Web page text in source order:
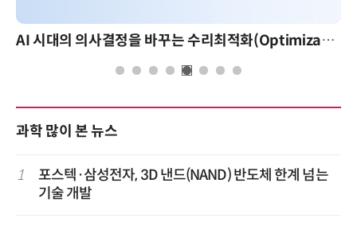
AI 시대의 의사결정을 바꾸는 수리최적화(Optimization): 실제 산업 적용 사례와 활용 전략
과학 많이 본 뉴스
1
포스텍·삼성전자, 3D 낸드(NAND) 반도체 한계 넘는
기술 개발